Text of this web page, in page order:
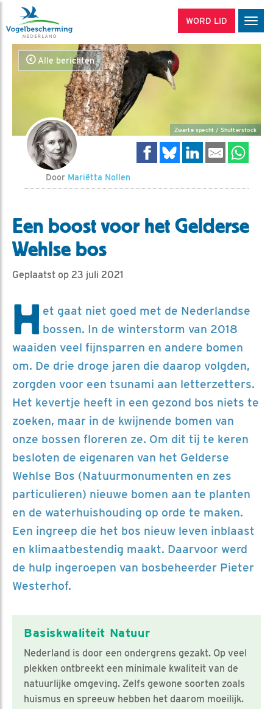
WORD LID
Alle berichten
Zwarte specht / Shutterstock
Door Mariëtta Nollen
Een boost voor het Gelderse
Wehlse bos
Geplaatst op 23 juli 2021
H et gaat niet goed met de Nederlandse
bossen. In de winterstorm van 2018
waaiden veel fijnsparren en andere bomen
om. De drie droge jaren die daarop volgden,
zorgden voor een tsunami aan letterzetters.
Het kevertje heeft in een gezond bos niets te
zoeken, maar in de kwijnende bomen van
onze bossen floreren ze. Om dit tij te keren
besloten de eigenaren van het Gelderse
Wehlse Bos (Natuurmonumenten en zes
particulieren) nieuwe bomen aan te planten
en de waterhuishouding op orde te maken.
Een ingreep die het bos nieuw leven inblaast
en klimaatbestendig maakt. Daarvoor werd
de hulp ingeroepen van bosbeheerder Pieter
Westerhof.
Basiskwaliteit Natuur
Nederland is door een ondergrens gezakt. Op veel
plekken ontbreekt een minimale kwaliteit van de
natuurlijke omgeving. Zelfs gewone soorten zoals
huismus en spreeuw hebben het daarom moeilijk.